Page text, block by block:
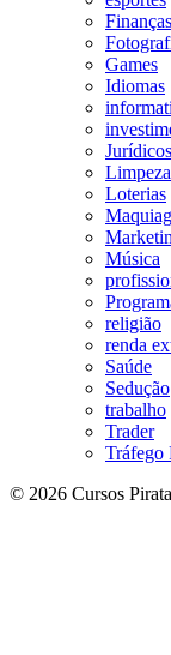
Finanças
Games
Idiomas
Jurídicos
Limpeza
Loterias
Música
religião
renda
Saúde
Sedução
trabalho
Trader
Tráfego
© 2026 Cursos